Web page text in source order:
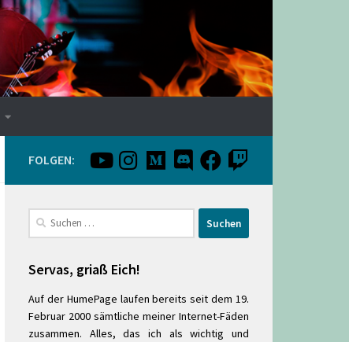
FOLGEN:
Suchen
nach:
Servas, griaß Eich!
Auf der HumePage laufen bereits seit dem 19.
Februar 2000 sämtliche meiner Internet-Fäden
zusammen. Alles, das ich als wichtig und